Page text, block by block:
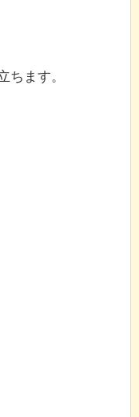
ちます。